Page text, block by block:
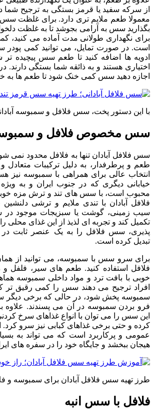
از سرکه سفید یا قرمز بستگی به ترجیح شما
معمولا طعم ملایم تری دارد. برای غلظت
بگذارید سس به آرامی بجوشد تا به غلظت
برای نگهداری طولانی مدت آماده می کنید،
است. در صورت تمایل، می توانید کمی پودر
ادویه ها اضافه کنید تا طعم سس پیچیده تر
اختیاری هستند و به ذائقه شما بستگی دارند.
اجازه دهید سس کمی خنک شود تا طعم ها به
با این دستور پخت، سس فلافل و سمبوسه
سس مخصوص فلافل و
سس فلافل آبادان تنها به فلافل محدود نمی
طعم و پرطرفدار، به دلیل ترکیبات
انتخاب عالی برای همراهی با سمبوسه
خیابانی دیگری که در جنوب ایران و به
محبوب است، با سس های تند و ترش مزه
فلافل آبادان با تندی ملایم و ترشی
سیب زمینی، گوشت یا سبزیجات موجود در
تکمیل کند و تجربه ای لذیذ از این غذای محلی
پذیری، سس فلافل را به یک عنصر ثابت در
تبدیل کرده است.
برای سرو سس با سمبوسه، می توانید از
فلافل استفاده کنید. طعم های سیر، فلفل
خوبی با بافت ترد و مواد داخلی سمبوسه
افراد ترجیح می دهند سس را کمی رقیق تر
سمبوسه پخش شود، در حالی که برخی دیگر
فرو بردن سمبوسه در آن می پسندند. علاوه
این سس را می توان با انواع غذاهای سرخ
کرده و حتی برخی غذاهای کبابی نیز سرو
عمومی و پرکاربرد است که می تواند به
هیجان ببخشد و جایگاه خود را در سفره های
طرز تهیه سس فلافل آبادان برای سمبوسه و
فلافل با سس انبه